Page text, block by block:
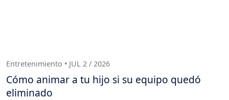
Entretenimiento • JUL 2 / 2026
Cómo animar a tu hijo si su equipo quedó
eliminado